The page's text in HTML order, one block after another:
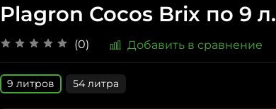
Plagron Cocos Brix по 9 л.
(0) Добавить в сравнение
9 литров 54 литра